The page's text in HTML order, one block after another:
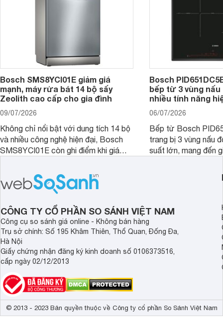
Bosch SMS8YCI01E giảm giá
mạnh, máy rửa bát 14 bộ sấy
Zeolith cao cấp cho gia đình
09/07/2026
Không chỉ nổi bật với dung tích 14 bộ
và nhiều công nghệ hiện đại, Bosch
SMS8YCI01E còn ghi điểm khi giá
thời điểm mới mở bán, mang lại tỷ lệ
giá trị/chi phí hấp dẫn hơn cho người
dùng đang tìm kiếm một mẫu máy rửa
bát cao cấp.
Bosch
bếp từ 3 vùng
nhiều tính năng
06/07/2026
Bếp từ Bosch
trang bị 3 vùng nấu
suất lớn, mang đến
CÔNG TY CỔ PHẦN SO SÁNH VIỆT NAM
Công cụ so sánh giá online - Không bán hàng
Trụ sở chính: Số 195 Khâm Thiên, Thổ Quan, Đống Đa,
Hà Nội
Giấy chứng nhận đăng ký kinh doanh số 0106373516,
cấp ngày 02/12/2013
© 2013 - 2023 Bản quyền thuộc về Công ty cổ phần So Sánh Việt Nam